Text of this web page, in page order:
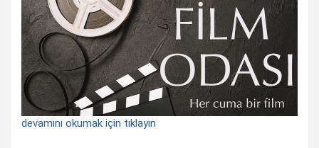
devamını okumak için tıklayın